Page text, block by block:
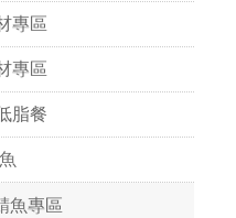
專區
專區
脂餐
魚專區